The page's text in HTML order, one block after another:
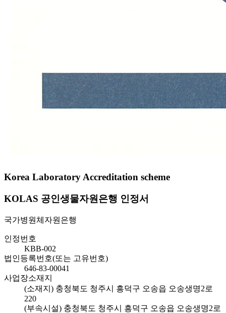
Korea Laboratory Accreditation scheme
KOLAS 공인생물자원은행 인정서
국가병원체자원은행
인정번호
KBB-002
법인등록번호(또는 고유번호)
646-83-00041
사업장소재지
(소재지) 충청북도 청주시 흥덕구 오송읍 오송생명2로
220
(부속시설) 충청북도 청주시 흥덕구 오송읍 오송생명2로